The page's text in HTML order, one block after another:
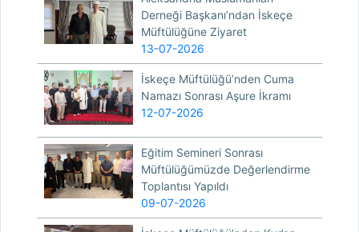
Derneği Başkanı’ndan İskeçe
Müftülüğüne Ziyaret
13-07-2026
İskeçe Müftülüğü’nden Cuma
Namazı Sonrası Aşure İkramı
12-07-2026
Eğitim Semineri Sonrası
Müftülüğümüzde Değerlendirme
Toplantısı Yapıldı
09-07-2026